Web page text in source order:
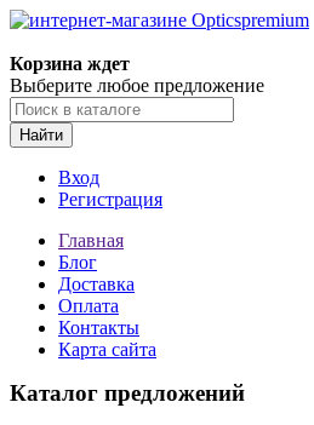
Корзина ждет
Выберите любое предложение
Найти
Вход
Регистрация
Главная
Блог
Доставка
Оплата
Контакты
Карта сайта
Каталог предложений